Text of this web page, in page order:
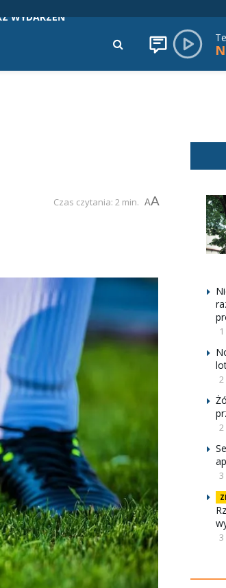
WYDARZEŃ
Czas czytania: 2 min. AA